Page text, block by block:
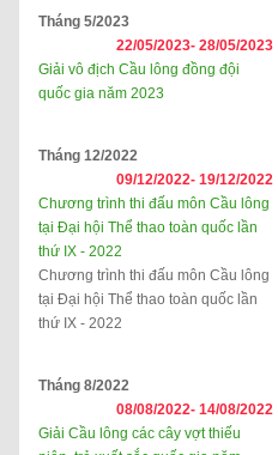
Tháng 5/2023
22/05/2023- 28/05/2023
Giải vô địch Cầu lông đồng đội
quốc gia năm 2023
Tháng 12/2022
09/12/2022- 19/12/2022
Chương trình thi đấu môn Cầu lông
tại Đại hội Thể thao toàn quốc lần
thứ IX - 2022
Chương trình thi đấu môn Cầu lông
tại Đại hội Thể thao toàn quốc lần
thứ IX - 2022
Tháng 8/2022
08/08/2022- 14/08/2022
Giải Cầu lông các cây vợt thiếu